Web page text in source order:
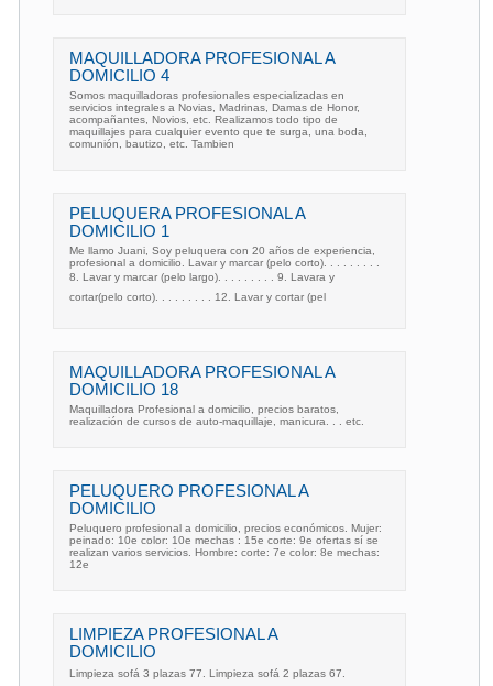
MAQUILLADORA PROFESIONAL A
DOMICILIO 4
Somos maquilladoras profesionales especializadas en
servicios integrales a Novias, Madrinas, Damas de Honor,
acompañantes, Novios, etc. Realizamos todo tipo de
maquillajes para cualquier evento que te surga, una boda,
comunión, bautizo, etc. Tambien
PELUQUERA PROFESIONAL A
DOMICILIO 1
Me llamo Juani, Soy peluquera con 20 años de experiencia,
profesional a domicilio. Lavar y marcar (pelo corto). . . . . . . . .
8. Lavar y marcar (pelo largo). . . . . . . . . 9. Lavara y
cortar(pelo corto). . . . . . . . . 12. Lavar y cortar (pel
MAQUILLADORA PROFESIONAL A
DOMICILIO 18
Maquilladora Profesional a domicilio, precios baratos,
realización de cursos de auto-maquillaje, manicura. . . etc.
PELUQUERO PROFESIONAL A
DOMICILIO
Peluquero profesional a domicilio, precios económicos. Mujer:
peinado: 10e color: 10e mechas : 15e corte: 9e ofertas sí se
realizan varios servicios. Hombre: corte: 7e color: 8e mechas:
12e
LIMPIEZA PROFESIONAL A
DOMICILIO
Limpieza sofá 3 plazas 77. Limpieza sofá 2 plazas 67.